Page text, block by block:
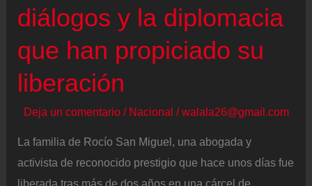
guerrilla
ELN
diálogos y la diplomacia
que han propiciado su
liberación
Deja un comentario / Nacional /walala26@gmail.com
La familia de Rocío San Miguel, una abogada y
activista de reconocido prestigio que hace unos días fue